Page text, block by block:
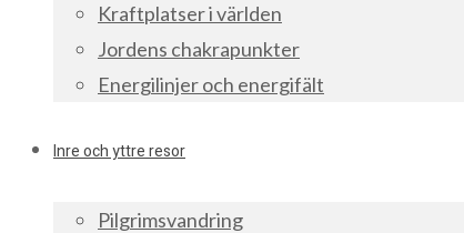
Kraftplatser i världen
Jordens chakrapunkter
Energilinjer och energifält
Inre och yttre resor
Pilgrimsvandring